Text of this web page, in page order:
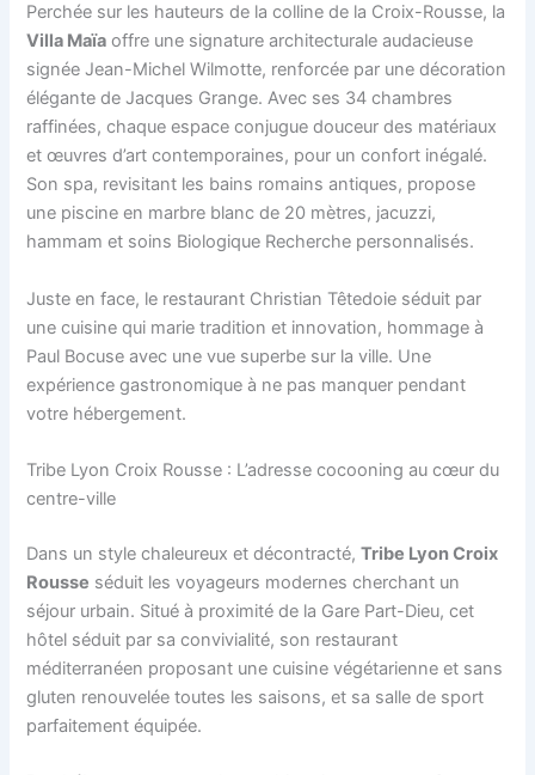
Perchée sur les hauteurs de la colline de la Croix-Rousse, la
Villa Maïa offre une signature architecturale audacieuse
signée Jean-Michel Wilmotte, renforcée par une décoration
élégante de Jacques Grange. Avec ses 34 chambres
raffinées, chaque espace conjugue douceur des matériaux
et œuvres d’art contemporaines, pour un confort inégalé.
Son spa, revisitant les bains romains antiques, propose
une piscine en marbre blanc de 20 mètres, jacuzzi,
hammam et soins Biologique Recherche personnalisés.
Juste en face, le restaurant Christian Têtedoie séduit par
une cuisine qui marie tradition et innovation, hommage à
Paul Bocuse avec une vue superbe sur la ville. Une
expérience gastronomique à ne pas manquer pendant
votre hébergement.
Tribe Lyon Croix Rousse : L’adresse cocooning au cœur du
centre-ville
Dans un style chaleureux et décontracté,Tribe Lyon Croix
Rousse séduit les voyageurs modernes cherchant un
séjour urbain. Situé à proximité de la Gare Part-Dieu, cet
hôtel séduit par sa convivialité, son restaurant
méditerranéen proposant une cuisine végétarienne et sans
gluten renouvelée toutes les saisons, et sa salle de sport
parfaitement équipée.